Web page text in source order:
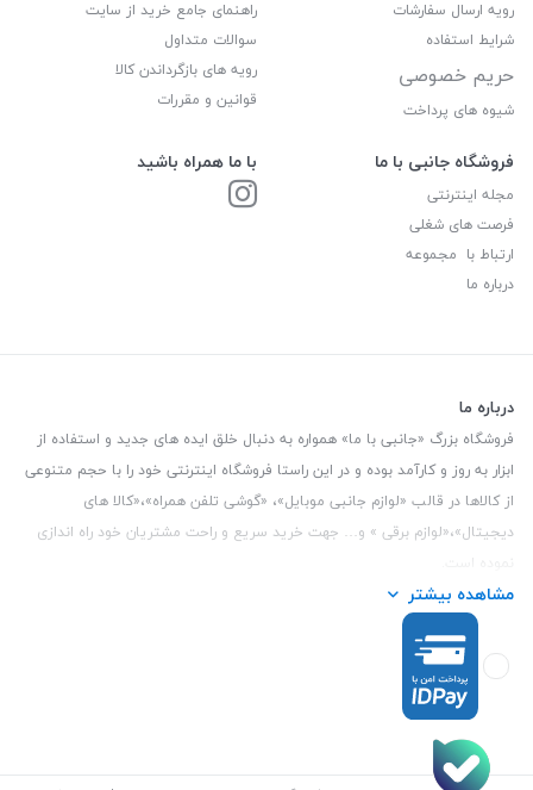
رویه ارسال سفارشات
شرایط استفاده
حریم خصوصی
شیوه های پرداخت
راهنمای جامع خرید از سایت
سوالات متداول
رویه های بازگرداندن کالا
قوانین و مقررات
فروشگاه جانبی با ما
مجله اینترنتی
فرصت های شغلی
ارتباط با مجموعه
درباره ما
با ما همراه باشید
درباره ما
فروشگاه بزرگ «جانبی با ما» همواره به دنبال خلق ایده های جدید و استفاده از
ابزار به روز و کارآمد بوده و در این راستا فروشگاه اینترنتی خود را با حجم متنوعی
از کالاها در قالب «لوازم جانبی موبایل»، «گوشی تلفن همراه»،«کالا های
دیجیتال»،«لوازم برقی » و… جهت خرید سریع و راحت مشتریان خود راه اندازی
این فروشگاه تمام تلاش خود را نموده تا کالاهایی با کیفیت و با حداقل قیمت
عرضه نماید.
تلفن تماس :3847 088 0912
و ملی طبقه زیرین عکاسی
مشاهده بیشتر